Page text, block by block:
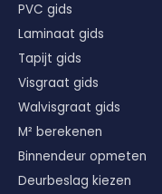
PVC gids
Laminaat gids
Tapijt gids
Visgraat gids
Walvisgraat gids
M² berekenen
Binnendeur opmeten
Deurbeslag kiezen